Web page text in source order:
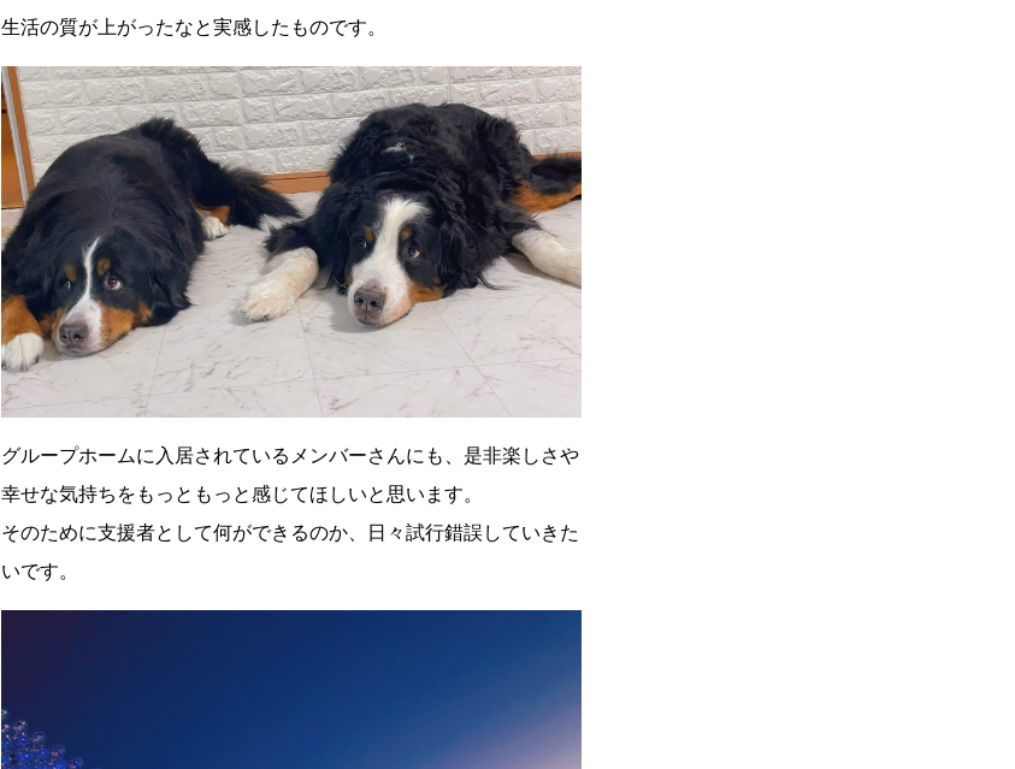
生活の質が上がったなと実感したものです。
グループホームに入居されているメンバーさんにも、是非楽しさや
幸せな気持ちをもっともっと感じてほしいと思います。
そのために支援者として何ができるのか、日々試行錯誤していきた
いです。